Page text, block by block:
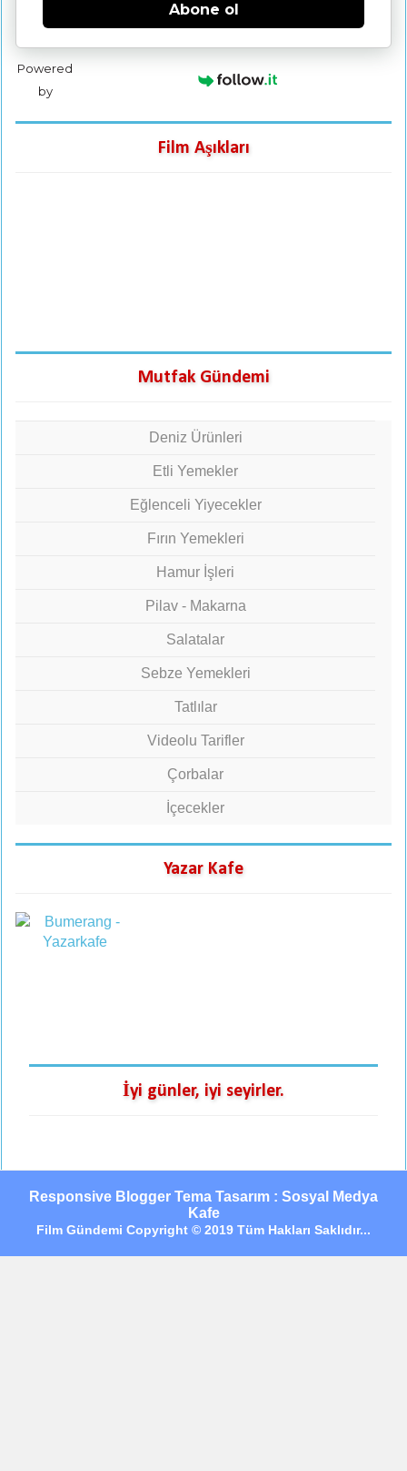
Abone ol
Powered
by
Film Aşıkları
Mutfak Gündemi
Deniz Ürünleri
Etli Yemekler
Eğlenceli Yiyecekler
Fırın Yemekleri
Hamur İşleri
Pilav - Makarna
Salatalar
Sebze Yemekleri
Tatlılar
Videolu Tarifler
Çorbalar
İçecekler
Yazar Kafe
İyi günler, iyi seyirler.
Responsive Blogger Tema Tasarım : Sosyal Medya
Kafe
Film Gündemi Copyright © 2019 Tüm Hakları Saklıdır...